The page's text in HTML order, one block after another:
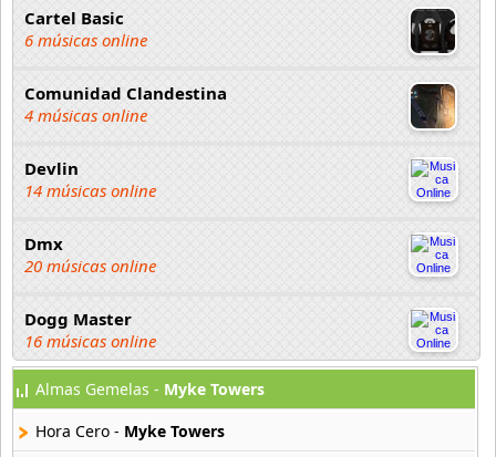
Cartel Basic
6 músicas online
Comunidad Clandestina
4 músicas online
Devlin
14 músicas online
Dmx
20 músicas online
Dogg Master
16 músicas online
DUKI
91 músicas online
Almas Gemelas - Myke Towers
Hora Cero - Myke Towers